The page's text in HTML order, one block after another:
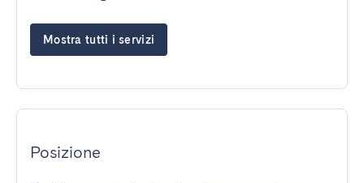
Mostra tutti i servizi
Posizione